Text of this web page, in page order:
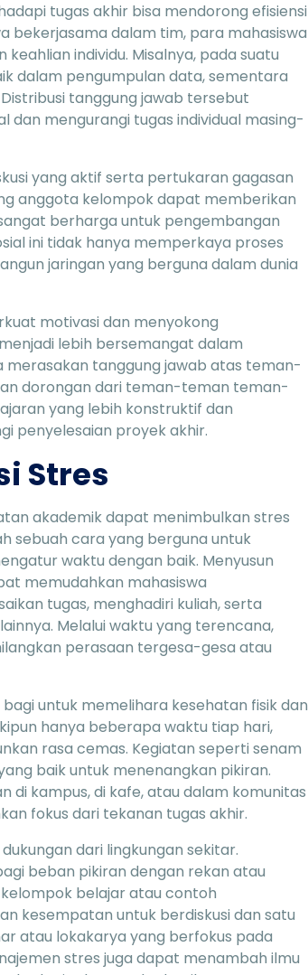
tugas akhir bisa mendorong efisiensi
bekerjasama dalam tim, para mahasiswa
individu. Misalnya, pada suatu
dalam pengumpulan data, sementara
tanggung jawab tersebut
dan mengurangi tugas individual masing-
yang aktif serta pertukaran gagasan
anggota kelompok dapat memberikan
berharga untuk pengembangan
ini tidak hanya memperkaya proses
jaringan yang berguna dalam dunia
motivasi dan menyokong
lebih bersemangat dalam
tanggung jawab atas teman-
dorongan dari teman-teman teman-
yang lebih konstruktif dan
penyelesaian proyek akhir.
Stres
akademik dapat menimbulkan stres
sebuah cara yang berguna untuk
waktu dengan baik. Menyusun
memudahkan mahasiswa
tugas, menghadiri kuliah, serta
Melalui waktu yang terencana,
perasaan tergesa-gesa atau
untuk memelihara kesehatan fisik dan
hanya beberapa waktu tiap hari,
rasa cemas. Kegiatan seperti senam
baik untuk menenangkan pikiran.
di kampus, di kafe, atau dalam komunitas
fokus dari tekanan tugas akhir.
dari lingkungan sekitar.
beban pikiran dengan rekan atau
belajar atau contoh
kesempatan untuk berdiskusi dan satu
atau lokakarya yang berfokus pada
stres juga dapat menambah ilmu